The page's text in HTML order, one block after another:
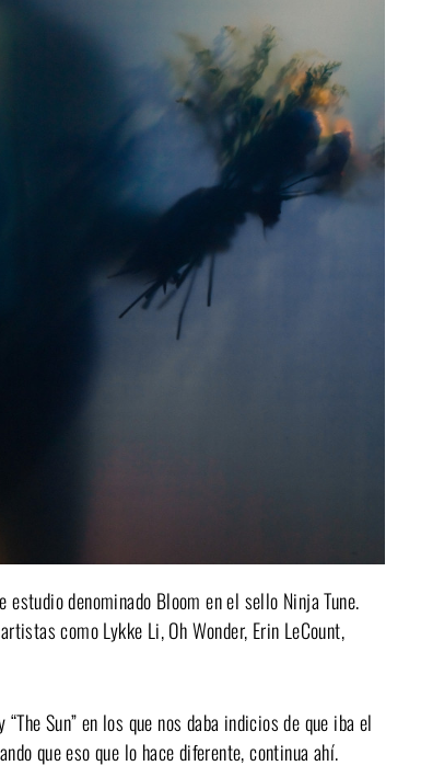
denominado Bloom en el sello Ninja Tune.
como Lykke Li, Oh Wonder, Erin LeCount,
Sun” en los que nos daba indicios de que iba el
que eso que lo hace diferente, continua ahí.